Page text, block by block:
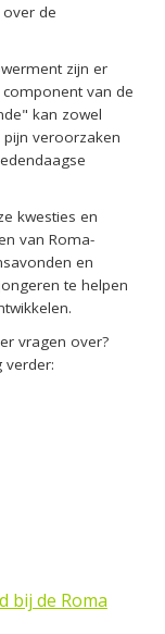
de
zijn er
van de
kan zowel
veroorzaken
kwesties en
van Roma-
en
te helpen
vragen over?
verder:
bij de Roma